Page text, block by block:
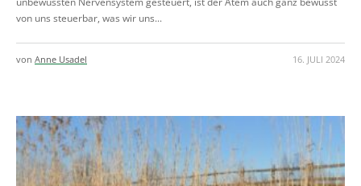
von uns steuerbar, was wir uns...
16. JULI 2024
von Anne Usadel